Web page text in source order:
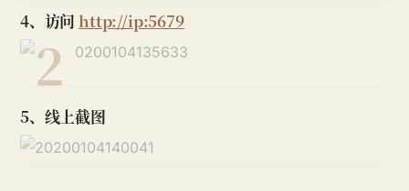
4、访问http://ip:5679
5、线上截图